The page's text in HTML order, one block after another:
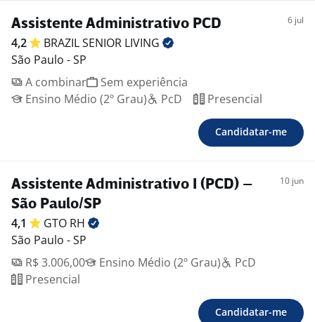
Assistente Administrativo PCD 6 jul
4,2 BRAZIL SENIOR LIVING
São Paulo - SP
A combinar
Sem experiência
Ensino Médio (2º Grau)
PcD Presencial
Candidatar-me
Assistente Administrativo I (PCD) –
São Paulo/SP
10 jun
4,1 GTO RH
São Paulo - SP
R$ 3.006,00
Ensino Médio (2º Grau)
PcD
Presencial
Candidatar-me